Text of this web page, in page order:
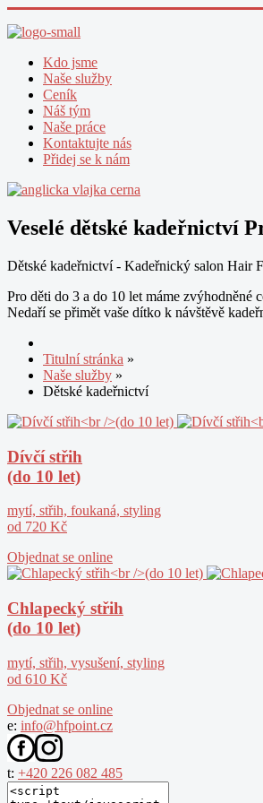
Kdo jsme
Naše služby
Ceník
Náš tým
Naše práce
Kontaktujte nás
Přidej se k nám
Veselé dětské kadeřnictví
Dětské kadeřnictví - Kadeřnický salon Hair
Pro děti do 3 a do 10 let máme zvýhodněné
Nedaří se přimět vaše dítko k návštěvě
Titulní stránka »
Naše služby »
Dětské kadeřnictví
Dívčí střih
(do 10 let)
mytí, střih, foukaná, styling
od 720 Kč
Objednat se online
Chlapecký střih
(do 10 let)
mytí, střih, vysušení, styling
od 610 Kč
Objednat se online
e: info@hfpoint.cz
t: +420 226 082 485